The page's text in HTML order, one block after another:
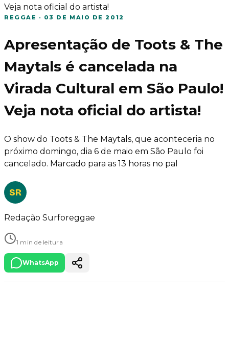
Veja nota oficial do artista!
REGGAE · 03 DE MAIO DE 2012
Apresentação de Toots & The
Maytals é cancelada na
Virada Cultural em São Paulo!
Veja nota oficial do artista!
O show do Toots & The Maytals, que aconteceria no
próximo domingo, dia 6 de maio em São Paulo foi
cancelado. Marcado para as 13 horas no pal
SR
Redação Surforeggae
1 min de leitura
WhatsApp